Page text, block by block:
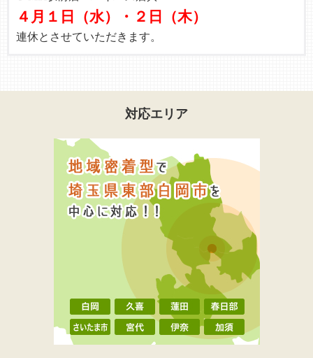
４月１日（水）・２日（木）
連休とさせていただきます。
対応エリア